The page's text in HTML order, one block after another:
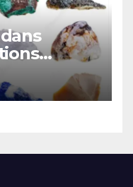
: Mise